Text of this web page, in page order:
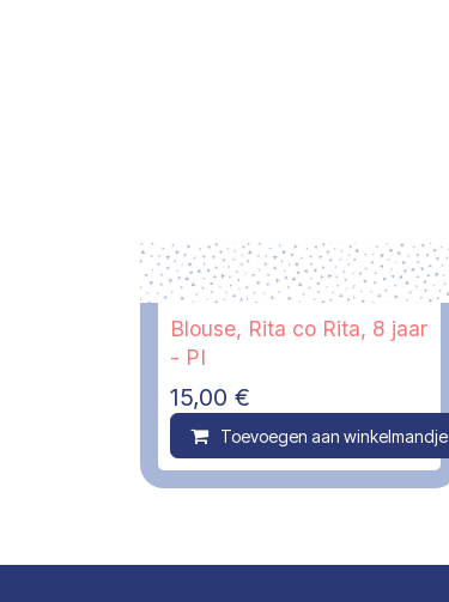
Blouse, Rita co Rita, 8 jaar
- PI
15,00 €
Toevoegen aan winkelmandje